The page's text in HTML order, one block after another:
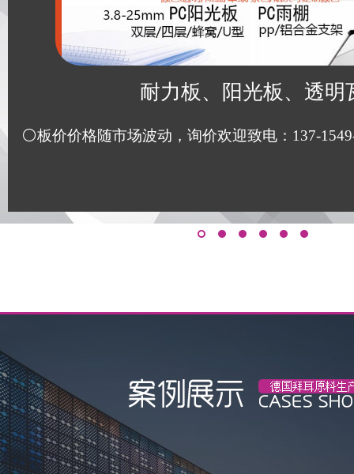
耐力板、阳光板、透明
⚪板价价格随市场波动，询价欢迎致电：137-